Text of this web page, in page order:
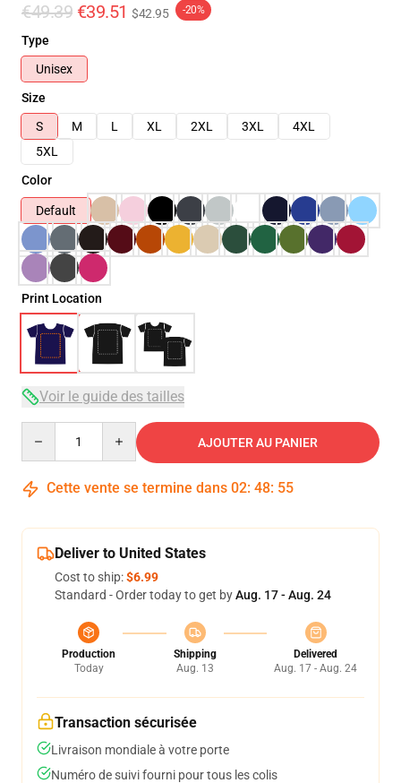
€49.39 €39.51 $42.95 -20%
Type
Unisex
Size
S
M L XL 2XL 3XL
4XL
5XL
Color
Default
Print Location
Voir le guide des tailles
AJOUTER AU PANIER
Cette vente se termine dans 02: 48: 54
Deliver to United States
Cost to ship:$6.99
Standard - Order today to get byAug. 17 - Aug. 24
Production
Today
Shipping
Aug. 13
Delivered
Aug. 17 - Aug. 24
Transaction sécurisée
Livraison mondiale à votre porte
Numéro de suivi fourni pour tous les colis